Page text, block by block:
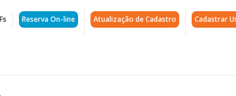
Reserva On-line Atualização de Cadastro Cadastrar